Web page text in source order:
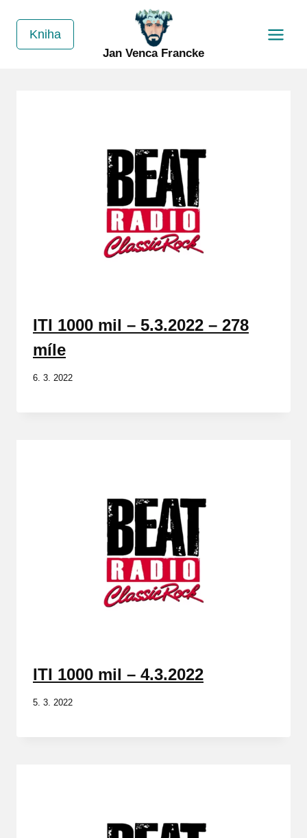
Kniha
Jan Venca Francke
ITI 1000 mil – 5.3.2022 – 278
míle
6. 3. 2022
ITI 1000 mil – 4.3.2022
5. 3. 2022